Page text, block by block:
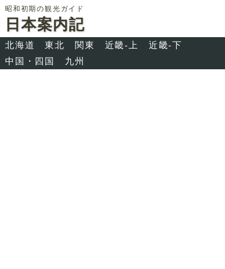
昭和初期の観光ガイド
日本案内記
北海道 東北 関東 近畿-上
近畿-下
中国・四国
九州